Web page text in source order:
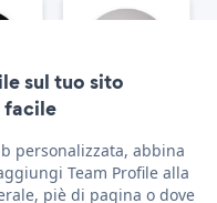
sul tuo sito
facile
personalizzata, abbina
Team Profile alla
piè di pagina o dove